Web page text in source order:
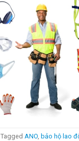
Tagged ANO, bảo hộ lao